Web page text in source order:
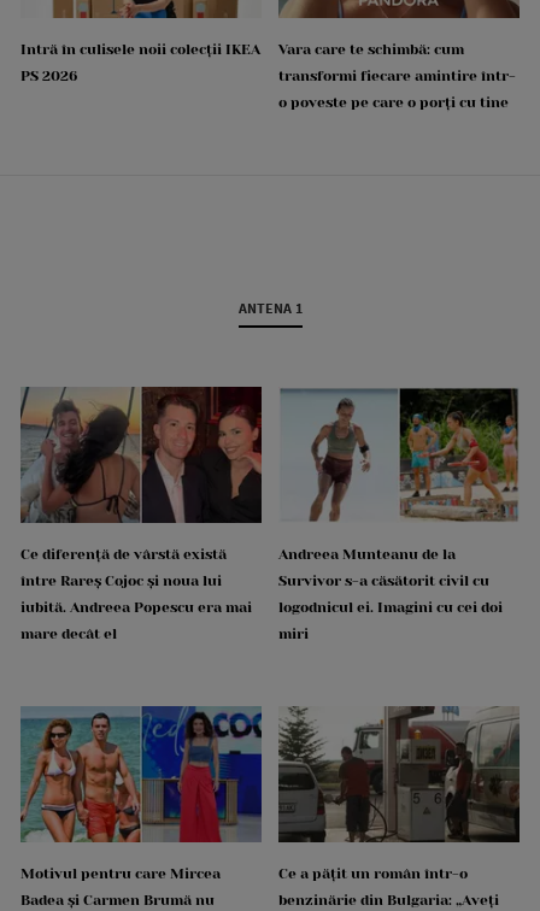
Intră în culisele noii colecții IKEA
PS 2026
Vara care te schimbă: cum
transformi fiecare amintire într-
o poveste pe care o porți cu tine
ANTENA 1
Ce diferență de vârstă există
între Rareș Cojoc și noua lui
iubită. Andreea Popescu era mai
mare decât el
Andreea Munteanu de la
Survivor s-a căsătorit civil cu
logodnicul ei. Imagini cu cei doi
miri
Motivul pentru care Mircea
Badea și Carmen Brumă nu
Ce a pățit un român într-o
benzinărie din Bulgaria: „Aveți